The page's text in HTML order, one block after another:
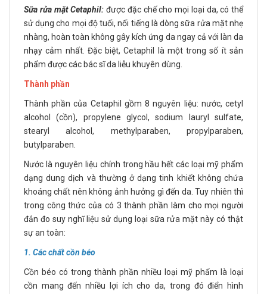
Sữa rửa mặt Cetaphil: được đặc chế cho mọi loại da, có thể
sử dụng cho mọi độ tuổi, nổi tiếng là dòng sữa rửa mặt nhẹ
nhàng, hoàn toàn không gây kích ứng da ngay cả với làn da
nhạy cảm nhất. Đặc biệt, Cetaphil là một trong số ít sản
phẩm được các bác sĩ da liễu khuyên dùng.
Thành phần
Thành phần của Cetaphil gồm 8 nguyên liệu: nước, cetyl
alcohol (cồn), propylene glycol, sodium lauryl sulfate,
stearyl alcohol, methylparaben, propylparaben,
butylparaben.
Nước là nguyên liệu chính trong hầu hết các loại mỹ phẩm
dạng dung dịch và thường ở dạng tinh khiết không chứa
khoáng chất nên không ảnh hưởng gì đến da. Tuy nhiên thì
trong công thức của có 3 thành phần làm cho mọi người
đắn đo suy nghĩ liệu sử dụng loại sữa rửa mặt này có thật
sự an toàn:
1. Các chất cồn béo
Cồn béo có trong thành phần nhiều loại mỹ phẩm là loại
cồn mang đến nhiều lợi ích cho da, trong đó điển hình